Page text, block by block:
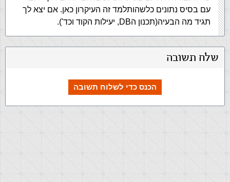
עם בסיס נתונים כלשהותלמד זה העיקרון כאן. אם יצא לך
תגיד מה הבעיה(תכנון הDB, יעילות הקוד וכד').
שלח תשובה
הכנס כדי לשלוח תשובה